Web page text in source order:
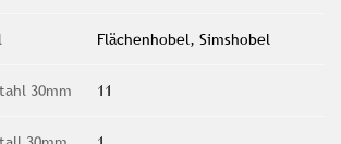
Flächenhobel, Simshobel
30mm 11